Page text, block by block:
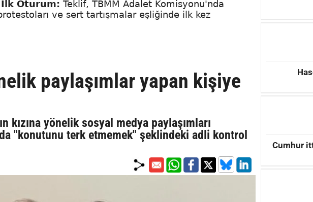
Oturum: Teklif, TBMM Adalet Komisyonu'nda
ve sert tartışmalar eşliğinde ilk kez
paylaşımlar yapan kişiye
kızına yönelik sosyal medya paylaşımları
"konutunu terk etmemek" şeklindeki adli kontrol
Cumhur